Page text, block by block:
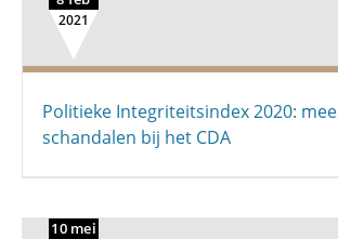
2021
Politieke Integriteitsindex 2020:
schandalen bij het CDA
10 mei